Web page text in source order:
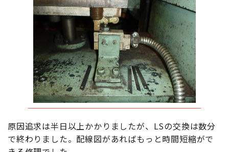
原因追求は半日以上かかりましたが、LSの交換は数分
で終わりました。配線図があればもっと時間短縮がで